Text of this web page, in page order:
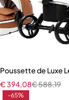
Poussette de Luxe
€588,19
€394,08
-65%